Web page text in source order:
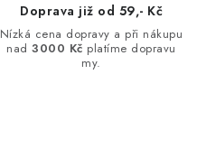
Doprava již od 59,- Kč
Nízká cena dopravy a při nákupu
nad3000 Kč platíme dopravu
my.